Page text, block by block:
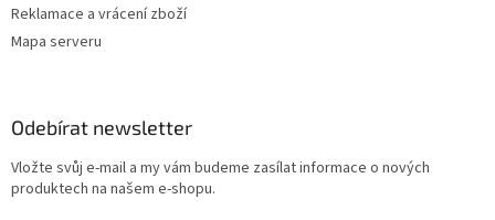
Reklamace a vrácení zboží
Mapa serveru
Odebírat newsletter
Vložte svůj e-mail a my vám budeme zasílat informace o nových
produktech na našem e-shopu.